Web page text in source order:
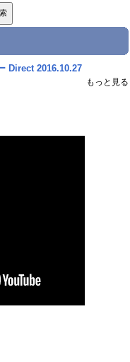
Direct 2016.10.27
もっと見る